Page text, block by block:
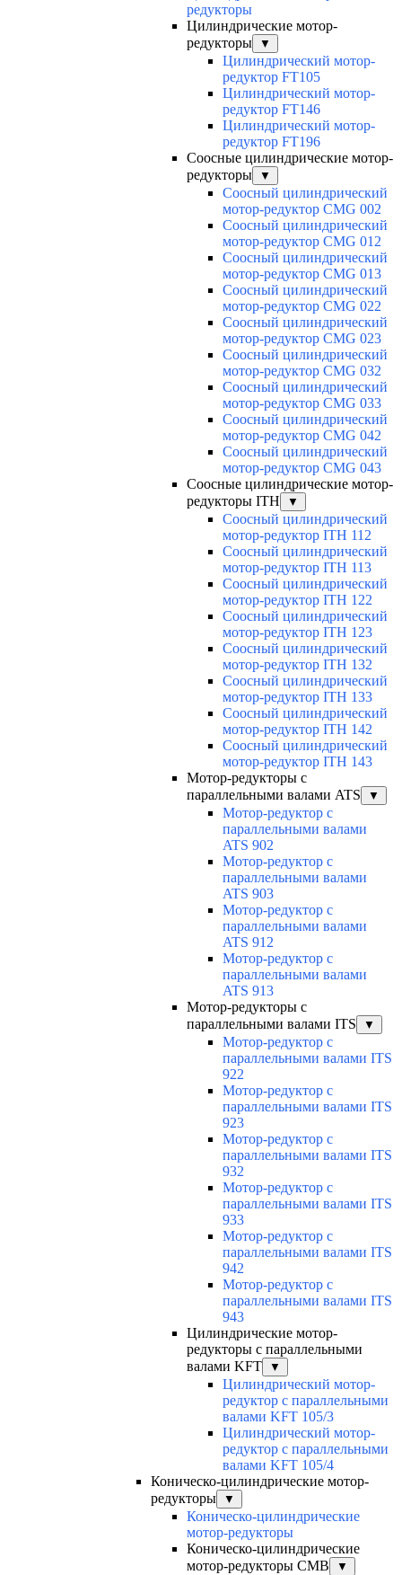
редукторы
Цилиндрические мотор-
редукторы
▼
Цилиндрический мотор-
редуктор FT105
Цилиндрический мотор-
редуктор FT146
Цилиндрический мотор-
редуктор FT196
Соосные цилиндрические мотор-
редукторы
▼
Соосный цилиндрический
мотор-редуктор CMG 002
Соосный цилиндрический
мотор-редуктор CMG 012
Соосный цилиндрический
мотор-редуктор CMG 013
Соосный цилиндрический
мотор-редуктор CMG 022
Соосный цилиндрический
мотор-редуктор CMG 023
Соосный цилиндрический
мотор-редуктор CMG 032
Соосный цилиндрический
мотор-редуктор CMG 033
Соосный цилиндрический
мотор-редуктор CMG 042
Соосный цилиндрический
мотор-редуктор CMG 043
Соосные цилиндрические мотор-
редукторы ITH
▼
Соосный цилиндрический
мотор-редуктор ITH 112
Соосный цилиндрический
мотор-редуктор ITH 113
Соосный цилиндрический
мотор-редуктор ITH 122
Соосный цилиндрический
мотор-редуктор ITH 123
Соосный цилиндрический
мотор-редуктор ITH 132
Соосный цилиндрический
мотор-редуктор ITH 133
Соосный цилиндрический
мотор-редуктор ITH 142
Соосный цилиндрический
мотор-редуктор ITH 143
Мотор-редукторы с
параллельными валами ATS
▼
Мотор-редуктор с
параллельными валами
ATS 902
Мотор-редуктор с
параллельными валами
ATS 903
Мотор-редуктор с
параллельными валами
ATS 912
Мотор-редуктор с
параллельными валами
ATS 913
Мотор-редукторы с
параллельными валами ITS
▼
Мотор-редуктор с
параллельными валами ITS
922
Мотор-редуктор с
параллельными валами ITS
923
Мотор-редуктор с
параллельными валами ITS
932
Мотор-редуктор с
параллельными валами ITS
933
Мотор-редуктор с
параллельными валами ITS
942
Мотор-редуктор с
параллельными валами ITS
943
Цилиндрические мотор-
редукторы с параллельными
валами KFT
▼
Цилиндрический мотор-
редуктор с параллельными
валами KFT 105/3
Цилиндрический мотор-
редуктор с параллельными
валами KFT 105/4
Коническо-цилиндрические мотор-
редукторы
▼
Коническо-цилиндрические
мотор-редукторы
Коническо-цилиндрические
мотор-редукторы CMB
▼